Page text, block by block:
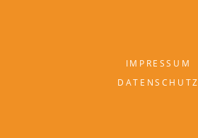
IMPRESSUM
DATENSCHUTZ